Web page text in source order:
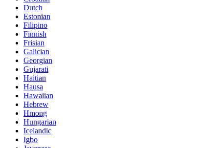
Dutch
Estonian
Filipino
Finnish
Frisian
Galician
Georgian
Gujarati
Haitian
Hausa
Hawaiian
Hebrew
Hmong
Hungarian
Icelandic
Igbo